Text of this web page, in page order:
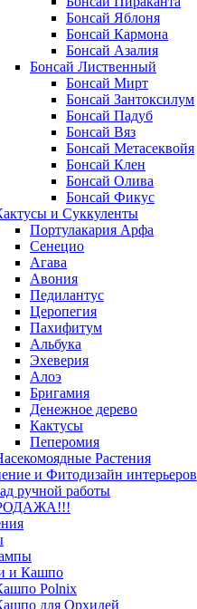
Бонсай Яблоня
Бонсай Кармона
Бонсай Азалия
Бонсай Лиственный
Бонсай Мирт
Бонсай Зантоксилум
Бонсай Падуб
Бонсай Вяз
Бонсай Метасеквойя
Бонсай Клен
Бонсай Олива
Бонсай Фикус
и Суккуленты
Портулакария Арфа
Сенецио
Агава
Авония
Педилантус
Церопегия
Пахифитум
Альбука
Эхеверия
Алоэ
Бригамия
Денежное дерево
Кактусы
Пеперомия
Растения
и Фитодизайн интерьеров
ручной работы
и Кашпо
Polnix
для Орхидей